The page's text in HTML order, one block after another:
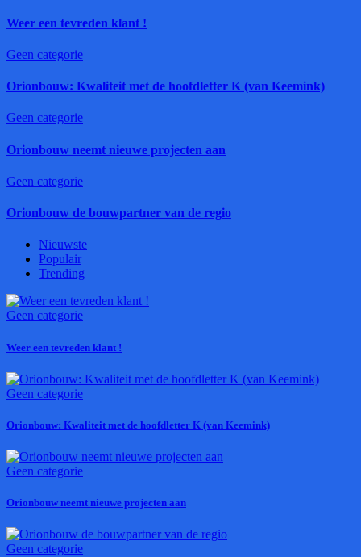
Weer een tevreden klant !
Geen categorie
Orionbouw: Kwaliteit met de hoofdletter K (van Keemink)
Geen categorie
Orionbouw neemt nieuwe projecten aan
Geen categorie
Orionbouw de bouwpartner van de regio
Nieuwste
Populair
Trending
Geen categorie
Weer een tevreden klant !
Geen categorie
Orionbouw: Kwaliteit met de hoofdletter K (van Keemink)
Geen categorie
Orionbouw neemt nieuwe projecten aan
Geen categorie